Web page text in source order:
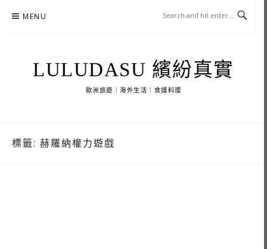
MENU
LULUDASU 繽紛真實
歐洲旅遊｜海外生活｜食譜料理
標籤: 赫羅納權力遊戲